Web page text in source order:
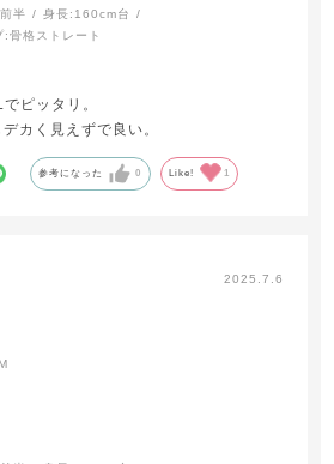
半 身長: 160cm台
:骨格ストレート
ピッタリ。
カく見えずで良い。
参考になった 0 Like! 1
2025.7.6